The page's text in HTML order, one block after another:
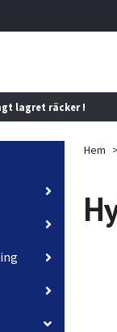
lagret räcker !
Hem